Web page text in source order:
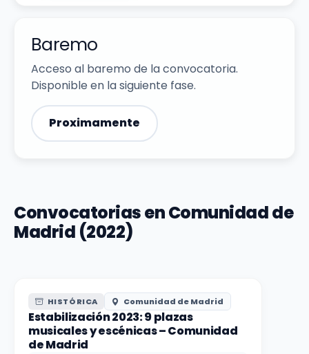
Baremo
Acceso al baremo de la convocatoria.
Disponible en la siguiente fase.
Proximamente
Convocatorias en Comunidad de
Madrid (2022)
HISTÓRICA Comunidad de Madrid
Estabilización 2023: 9 plazas
musicales y escénicas – Comunidad
de Madrid